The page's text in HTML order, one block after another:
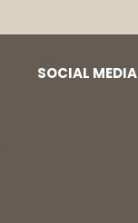
SOCIAL MEDIA